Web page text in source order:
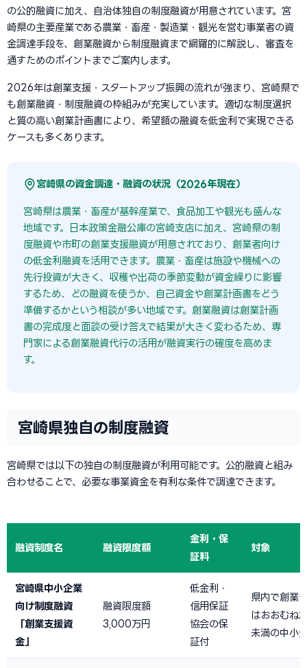
の公的融資に加え、自治体独自の制度融資が用意されています。宮
崎県の主要産業である農業・畜産・製造業・観光を営む事業者の資
金調達手段を、創業融資から制度融資まで網羅的に解説し、審査を
通すためのポイントまでご案内します。
2026年は創業支援・スタートアップ振興の流れが強まり、宮崎県で
も創業融資・制度融資の枠組みが充実しています。適切な制度選択
と質の高い創業計画書により、希望額の融資を低金利で実現できる
ケースも多くあります。
宮崎県の資金調達・融資の状況（2026年現在）
宮崎県は農業・畜産が基幹産業で、食品加工や観光も盛んな
地域です。日本政策金融公庫の宮崎支店に加え、宮崎県の制
度融資や市町の創業支援融資が用意されており、創業者向け
の低金利融資を活用できます。農業・畜産は施設や機械への
先行投資が大きく、収穫や出荷の季節変動が資金繰りに影響
するため、どの融資を使うか、自己資金や創業計画書をどう
準備するかという相談が多い地域です。創業融資は創業計画
書の完成度と面談の受け答えで結果が大きく変わるため、専
門家による創業融資代行の活用が融資実行の確度を高めま
す。
宮崎県独自の制度融資
宮崎県では以下の独自の制度融資が利用可能です。公的融資と組み
合わせることで、必要な事業資金を有利な条件で調達できます。
融資制度名 融資限度額
金利・保
証料
対象
宮崎県中小企業
向け制度融資
「創業支援資
金」
融資限度額
3,000万円
低金利・
信用保証
協会の保
証付
県内で創業
はおおむね
未満の中小